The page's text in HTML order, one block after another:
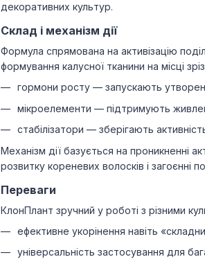
декоративних культур.
Склад і механізм дії
Формула спрямована на активізацію
формування калусної тканини на місці
гормони росту — запускають
мікроелементи — підтримують
стабілізатори — зберігають
Механізм дії базується на проникненні
розвитку кореневих волосків і загоєнні
Переваги
КлонПлант зручний у роботі з різними
ефективне укорінення навіть
універсальність застосування для